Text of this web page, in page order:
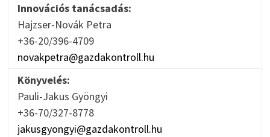
Innovációs tanácsadás:
Hajzser-Novák Petra
+36-20/396-4709
novakpetra@gazdakontroll.hu
Könyvelés:
Pauli-Jakus Gyöngyi
+36-70/327-8778
jakusgyongyi@gazdakontroll.hu